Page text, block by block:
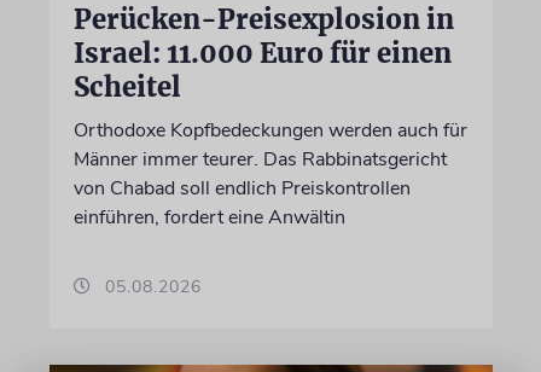
Perücken-Preisexplosion in
Israel: 11.000 Euro für einen
Scheitel
Orthodoxe Kopfbedeckungen werden auch für
Männer immer teurer. Das Rabbinatsgericht
von Chabad soll endlich Preiskontrollen
einführen, fordert eine Anwältin
05.08.2026